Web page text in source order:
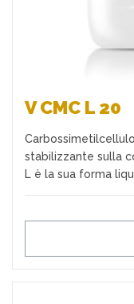
V CMC L 20
stabilizzante sulla
L è la sua forma